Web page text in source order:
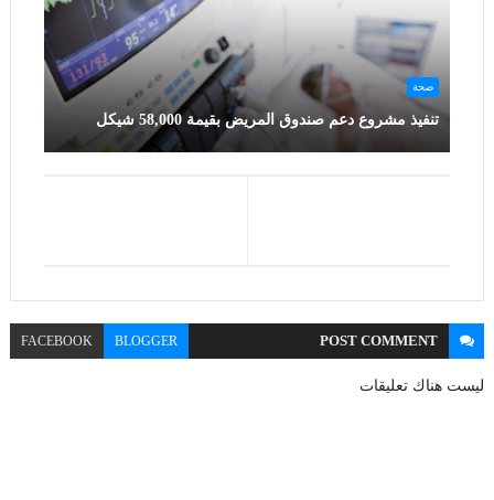
صحة
تنفيذ مشروع دعم صندوق المريض بقيمة 58,000 شيكل
POSTCOMMENT
BLOGGER
FACEBOOK
ليست هناك تعليقات